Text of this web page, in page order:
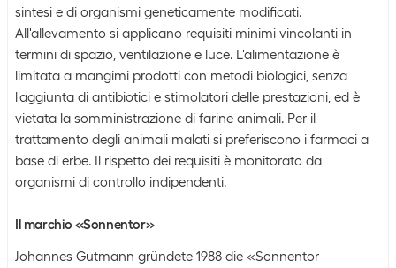
sintesi e di organismi geneticamente modificati.
All'allevamento si applicano requisiti minimi vincolanti in
termini di spazio, ventilazione e luce. L'alimentazione è
limitata a mangimi prodotti con metodi biologici, senza
l'aggiunta di antibiotici e stimolatori delle prestazioni, ed è
vietata la somministrazione di farine animali. Per il
trattamento degli animali malati si preferiscono i farmaci a
base di erbe. Il rispetto dei requisiti è monitorato da
organismi di controllo indipendenti.
Il marchio «Sonnentor»
Johannes Gutmann gründete 1988 die «Sonnentor